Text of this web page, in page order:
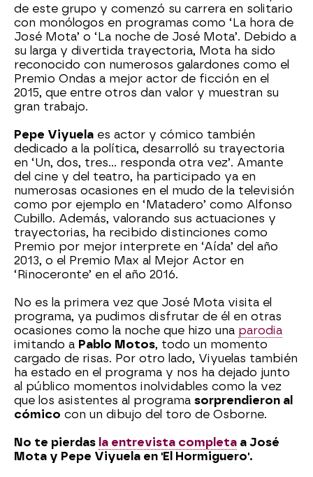
de este grupo y comenzó su carrera en solitario
con monólogos en programas como ‘La hora de
José Mota’ o ‘La noche de José Mota’. Debido a
su larga y divertida trayectoria, Mota ha sido
reconocido con numerosos galardones como el
Premio Ondas a mejor actor de ficción en el
2015, que entre otros dan valor y muestran su
gran trabajo.
Pepe Viyuela es actor y cómico también
dedicado a la política, desarrolló su trayectoria
en ‘Un, dos, tres… responda otra vez’. Amante
del cine y del teatro, ha participado ya en
numerosas ocasiones en el mudo de la televisión
como por ejemplo en ‘Matadero’ como Alfonso
Cubillo. Además, valorando sus actuaciones y
trayectorias, ha recibido distinciones como
Premio por mejor interprete en ‘Aída’ del año
2013, o el Premio Max al Mejor Actor en
‘Rinoceronte’ en el año 2016.
No es la primera vez que José Mota visita el
programa, ya pudimos disfrutar de él en otras
ocasiones como la noche que hizo una parodia
imitando a Pablo Motos, todo un momento
cargado de risas. Por otro lado, Viyuelas también
ha estado en el programa y nos ha dejado junto
al público momentos inolvidables como la vez
que los asistentes al programa sorprendieron al
cómico con un dibujo del toro de Osborne.
No te pierdas la entrevista completa a José
Mota y Pepe Viyuela en 'El Hormiguero'.